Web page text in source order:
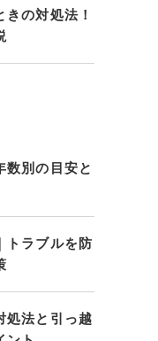
の対処法！
数別の目安と
トラブルを防
処法と引っ越